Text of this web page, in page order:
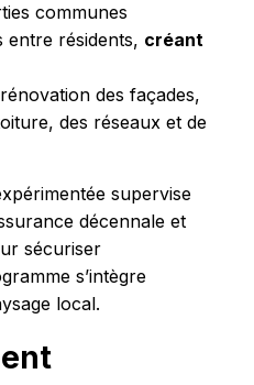
communes
entre résidents, créant
des façades,
des réseaux et de
supervise
décennale et
sécuriser
s’intègre
local.